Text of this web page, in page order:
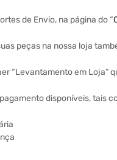
de Envio, na página do “
peças na nossa loja
“Levantamento em Loja”
disponíveis, tais